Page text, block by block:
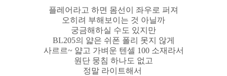
플레어라고 하면 몸선이 좌우로 퍼져
오히려 부해보이는 것 아닐까
궁금해하실 수도 있지만
BL205의 얇은 쉬폰 폴리 못지 않게
사르르~ 얇고 가벼운 텐셀 100 소재라서
원단 뭉침 하나도 없고
정말 라이트해서